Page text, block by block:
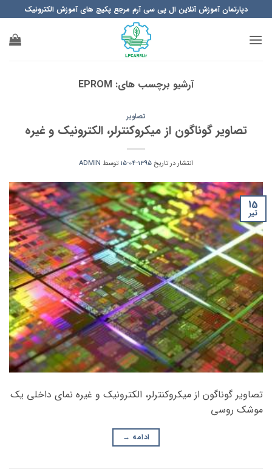
to
content
دپارتمان آموزش آنلاین ال پی سی آرم مرجع پکیچ های آموزش الکترونیک
آرشیو برچسب های: EPROM
تصاویر
تصاویر گوناگون از میکروکنترلر، الکترونیک و غیره
انتشار در تاریخ1395-04-15 توسط ADMIN
15
تیر
تصاویر گوناگون از میکروکنترلر، الکترونیک و غیره نمای داخلی یک
موشک روسی
ادامه →